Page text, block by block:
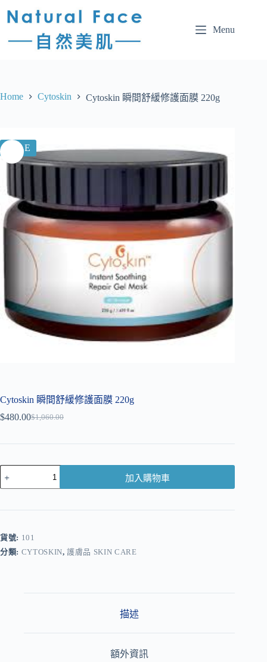
Menu
Home Cytoskin Cytoskin 瞬間舒緩修護面膜 220g
SALE
Cytoskin 瞬間舒緩修護面膜 220g
$1,060.00
$480.00
加入購物車
r
n
a
貨號: 101
分類: CYTOSKIN,護膚品 SKIN CARE
描述
額外資訊